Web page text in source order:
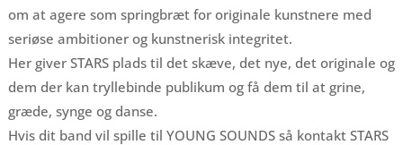
om at agere som springbræt for originale kunstnere med
seriøse ambitioner og kunstnerisk integritet.
Her giver STARS plads til det skæve, det nye, det originale og
dem der kan tryllebinde publikum og få dem til at grine,
græde, synge og danse.
Hvis dit band vil spille til YOUNG SOUNDS så kontakt STARS